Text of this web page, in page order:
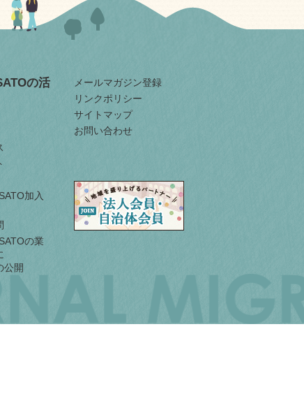
の活
加入
の業
公開
メールマガジン登録
リンクポリシー
サイトマップ
お問い合わせ